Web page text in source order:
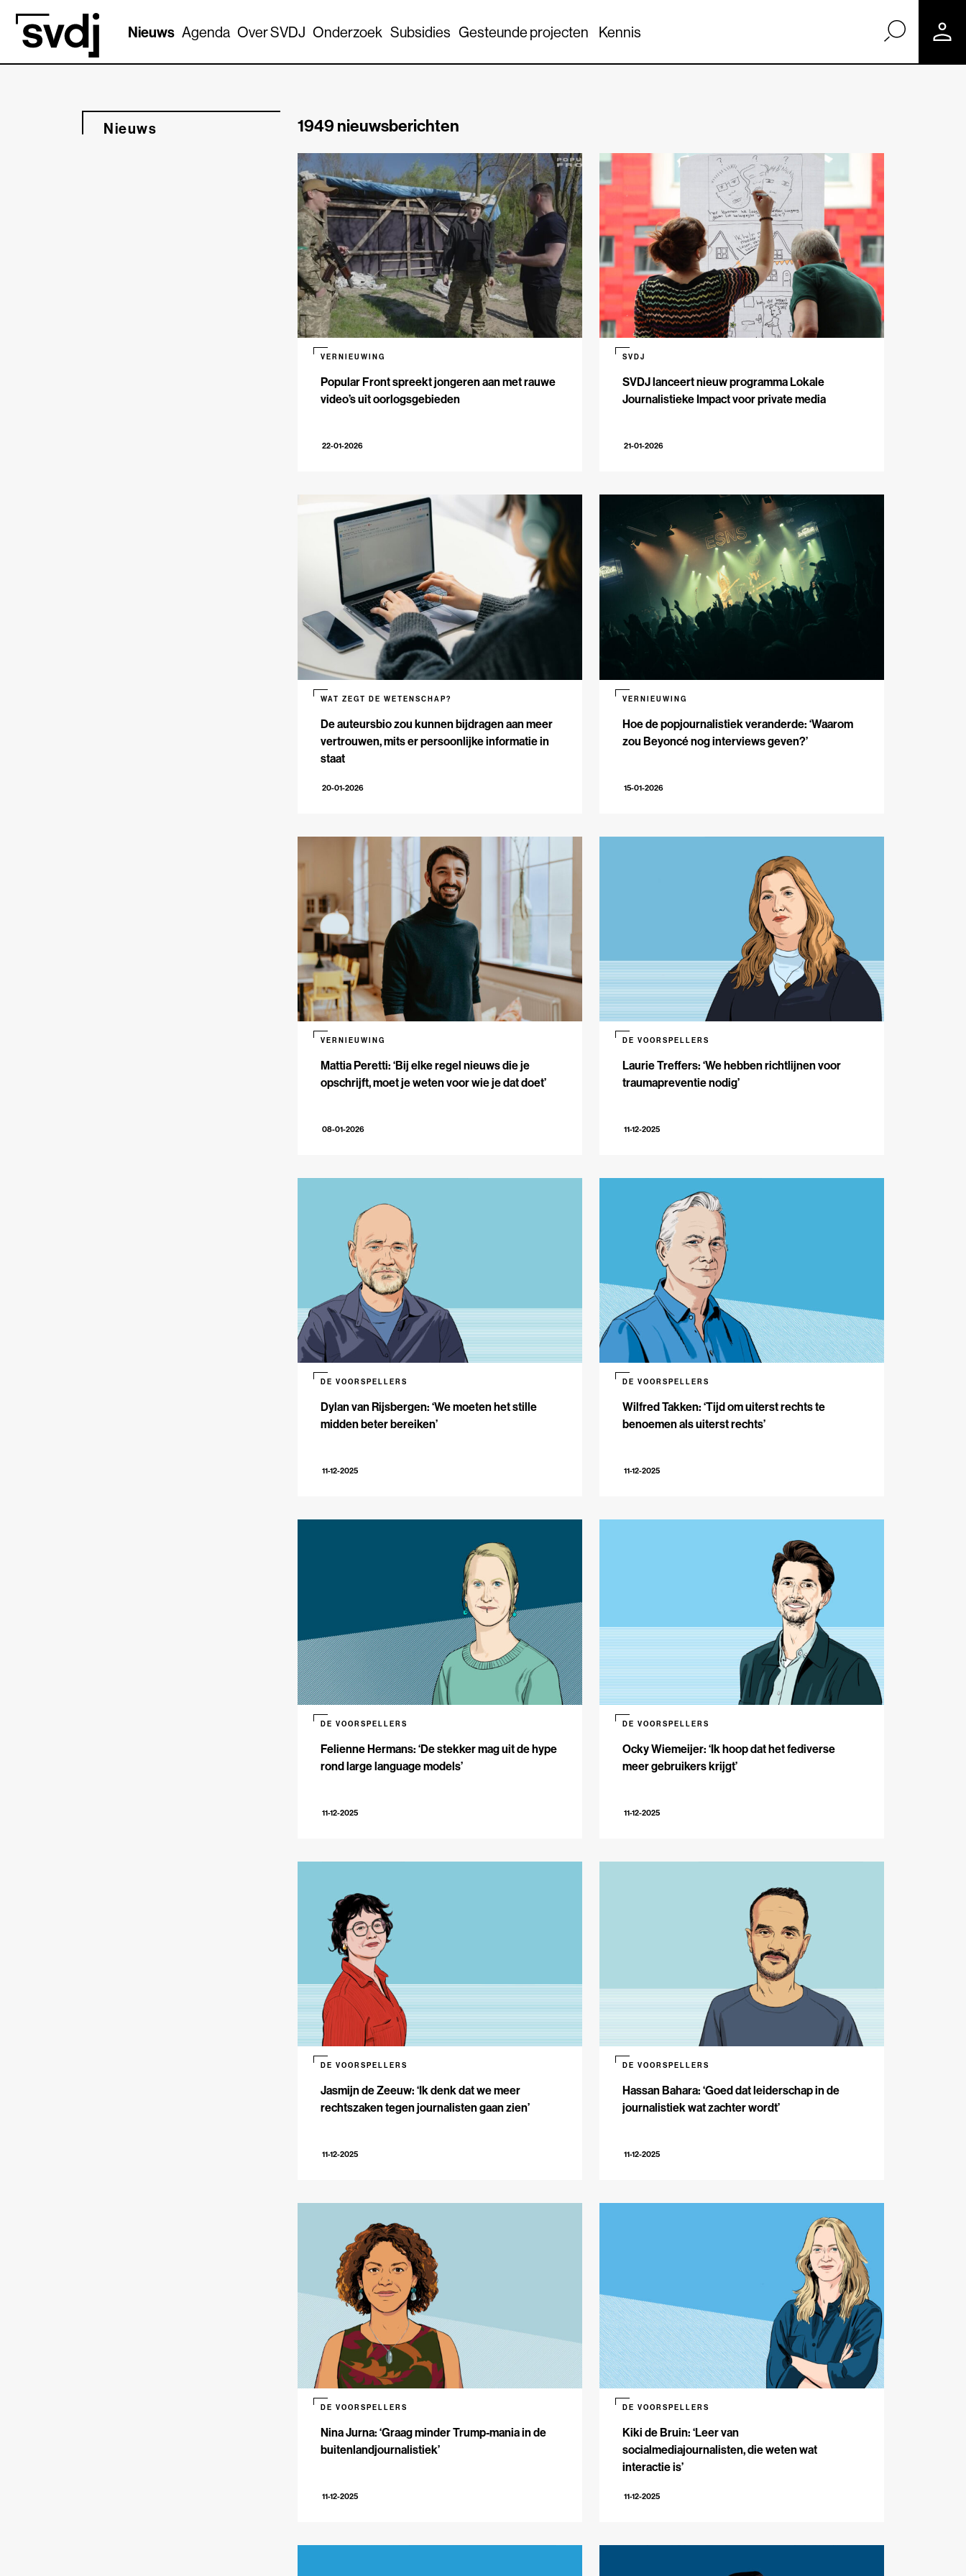
Naar hoofdinhoud
Nieuws Agenda Over SVDJ Onderzoek Subsidies Gesteunde projecten Kennis
Nieuws 1949 nieuwsberichten
Popular Front spreekt jongeren aan met rauwe
video’s uit oorlogsgebieden
VERNIEUWING
22-01-2026
SVDJ lanceert nieuw programma Lokale
Journalistieke Impact voor private media
SVDJ
21-01-2026
De auteursbio zou kunnen bijdragen aan meer
vertrouwen, mits er persoonlijke informatie in
staat
WAT ZEGT DE WETENSCHAP?
20-01-2026
Hoe de popjournalistiek veranderde: ‘Waarom
zou Beyoncé nog interviews geven?’
VERNIEUWING
15-01-2026
Mattia Peretti: ‘Bij elke regel nieuws die je
opschrijft, moet je weten voor wie je dat doet’
VERNIEUWING
08-01-2026
Laurie Treffers: ‘We hebben richtlijnen voor
traumapreventie nodig’
DE VOORSPELLERS
11-12-2025
Dylan van Rijsbergen: ‘We moeten het stille
midden beter bereiken’
DE VOORSPELLERS
11-12-2025
Wilfred Takken: ‘Tijd om uiterst rechts te
benoemen als uiterst rechts’
DE VOORSPELLERS
11-12-2025
Felienne Hermans: ‘De stekker mag uit de hype
rond large language models’
DE VOORSPELLERS
11-12-2025
Ocky Wiemeijer: ‘Ik hoop dat het fediverse
meer gebruikers krijgt’
DE VOORSPELLERS
11-12-2025
Jasmijn de Zeeuw: ‘Ik denk dat we meer
rechtszaken tegen journalisten gaan zien’
DE VOORSPELLERS
11-12-2025
Hassan Bahara: ‘Goed dat leiderschap in de
journalistiek wat zachter wordt’
DE VOORSPELLERS
11-12-2025
Nina Jurna: ‘Graag minder Trump-mania in de
buitenlandjournalistiek’
DE VOORSPELLERS
11-12-2025
Kiki de Bruin: ‘Leer van
socialmediajournalisten, die weten wat
interactie is’
DE VOORSPELLERS
11-12-2025